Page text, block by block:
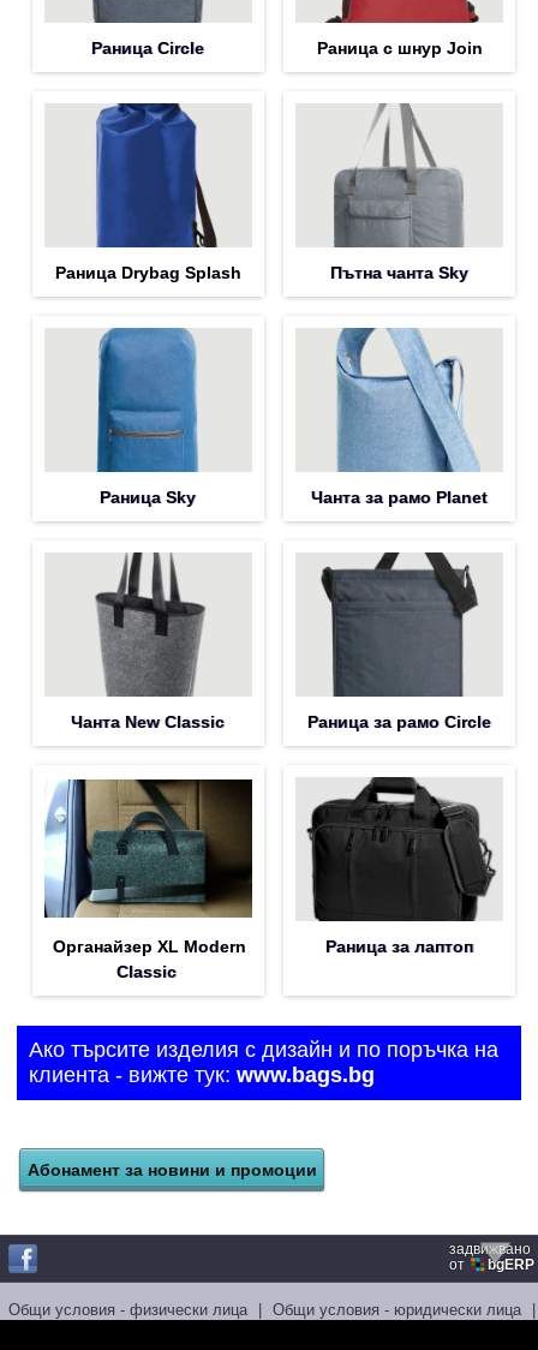
Раница Circle Раница с шнур Join
Раница Drybag Splash Пътна чанта Sky
Раница Sky Чанта за рамо Planet
Чанта New Classic Раница за рамо Circle
Органайзер XL Modern
Classic
Раница за лаптоп
Ако търсите изделия с дизайн и по поръчка на
клиента - вижте тук: www.bags.bg
задвижвано
от
bgERP
Общи условия - физически лица Общи условия - юридически лица